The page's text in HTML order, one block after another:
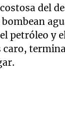
del
petróleo y